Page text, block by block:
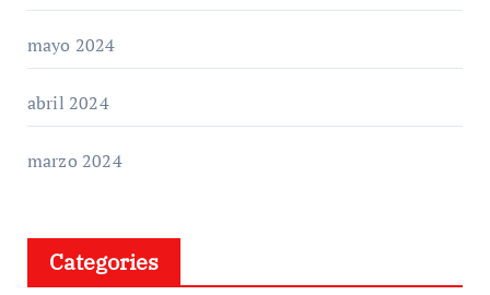
mayo 2024
abril 2024
marzo 2024
Categories